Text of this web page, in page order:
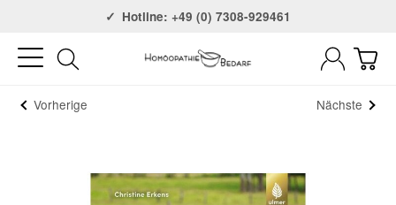
Versandkostenfrei ab 75€Hotline: +49 (0) 7308-929461
Vorherige Nächste